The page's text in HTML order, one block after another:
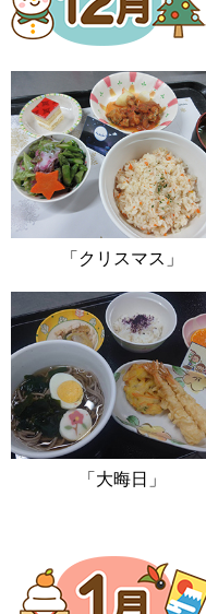
「クリスマス」
「大晦日」